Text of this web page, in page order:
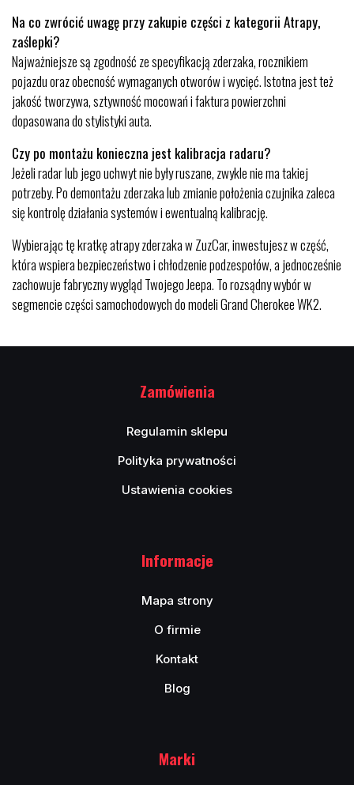
Na co zwrócić uwagę przy zakupie części z kategorii Atrapy,
zaślepki?
Najważniejsze są zgodność ze specyfikacją zderzaka, rocznikiem
pojazdu oraz obecność wymaganych otworów i wycięć. Istotna jest też
jakość tworzywa, sztywność mocowań i faktura powierzchni
dopasowana do stylistyki auta.
Czy po montażu konieczna jest kalibracja radaru?
Jeżeli radar lub jego uchwyt nie były ruszane, zwykle nie ma takiej
potrzeby. Po demontażu zderzaka lub zmianie położenia czujnika zaleca
się kontrolę działania systemów i ewentualną kalibrację.
Wybierając tę kratkę atrapy zderzaka w ZuzCar, inwestujesz w część,
która wspiera bezpieczeństwo i chłodzenie podzespołów, a jednocześnie
zachowuje fabryczny wygląd Twojego Jeepa. To rozsądny wybór w
segmencie części samochodowych do modeli Grand Cherokee WK2.
Zamówienia
Regulamin sklepu
Polityka prywatności
Ustawienia cookies
Informacje
Mapa strony
O firmie
Kontakt
Blog
Marki